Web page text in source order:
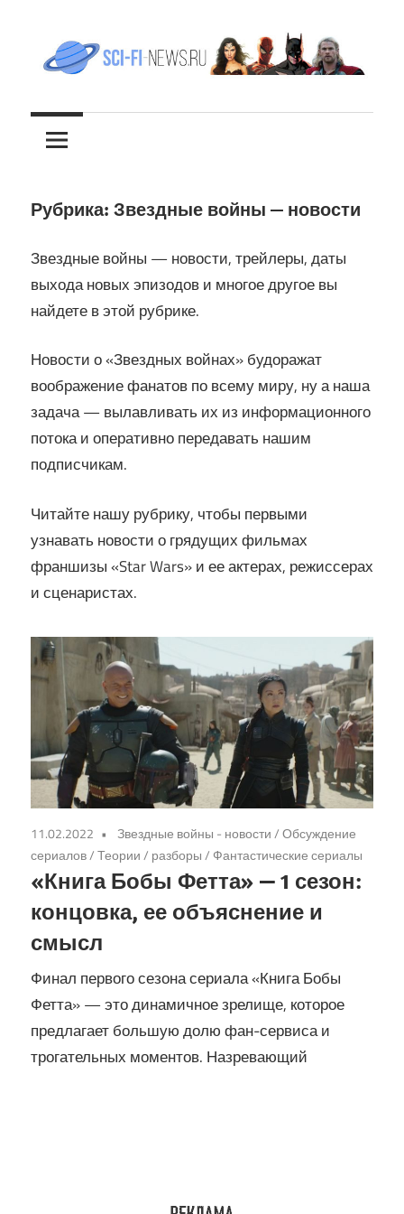
содержимому
sci-
fi-
news.ru
новости
фантастики
Рубрика: Звездные войны — новости
Звездные войны — новости, трейлеры, даты
выхода новых эпизодов и многое другое вы
найдете в этой рубрике.
Новости о «Звездных войнах» будоражат
воображение фанатов по всему миру, ну а наша
задача — вылавливать их из информационного
потока и оперативно передавать нашим
подписчикам.
Читайте нашу рубрику, чтобы первыми
узнавать новости о грядущих фильмах
франшизы «Star Wars» и ее актерах, режиссерах
и сценаристах.
11.02.2022 Звездные войны - новости/Обсуждение
сериалов/Теории / разборы/ Фантастические сериалы
«Книга Бобы Фетта» — 1 сезон:
концовка, ее объяснение и
смысл
Финал первого сезона сериала «Книга Бобы
Фетта» — это динамичное зрелище, которое
предлагает большую долю фан-сервиса и
трогательных моментов. Назревающий